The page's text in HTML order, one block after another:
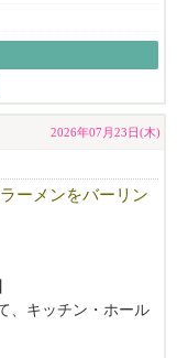
切お受けしており
ません。
日々にやりがいを
方も歓迎します。
しません。
安心して働ける場
す。
2026年07月23日(木)
ーメンをバーリン
、キッチン・ホール